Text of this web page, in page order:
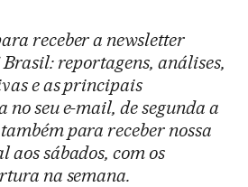
receber a newsletter
reportagens, análises,
e as principais
no seu e-mail, de segunda a
para receber nossa
aos sábados, com os
na semana.